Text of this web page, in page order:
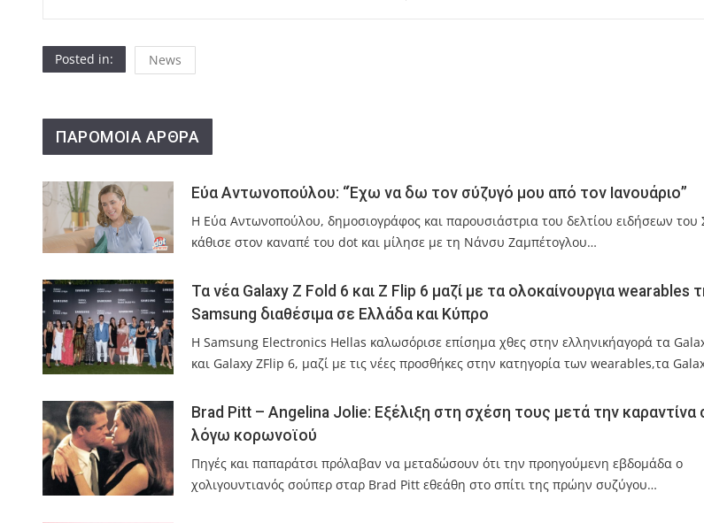
Posted in: News
ΠΑΡΟΜΟΙΑ ΑΡΘΡΑ
Εύα Αντωνοπούλου: “Έχω να δω τον σύζυγό μου από τον Ιανουάριο”
Η Εύα Αντωνοπούλου, δημοσιογράφος και παρουσιάστρια του δελτίου ειδήσεων του
κάθισε στον καναπέ του dot και μίλησε με τη Νάνσυ Ζαμπέτογλου…
Τα νέα Galaxy Z Fold 6 και Z Flip 6 μαζί με τα ολοκαίνουργια wearables
Samsung διαθέσιμα σε Ελλάδα και Κύπρο
Η Samsung Electronics Hellas καλωσόρισε επίσημα χθες στην ελληνικήαγορά τα
και Galaxy ZFlip 6, μαζί με τις νέες προσθήκες στην κατηγορία των wearables,τα
Brad Pitt – Angelina Jolie: Εξέλιξη στη σχέση τους μετά την καραντίνα
λόγω κορωνοϊού
Πηγές και παπαράτσι πρόλαβαν να μεταδώσουν ότι την προηγούμενη εβδομάδα ο
χολιγουντιανός σούπερ σταρ Brad Pitt εθεάθη στο σπίτι της πρώην συζύγου…